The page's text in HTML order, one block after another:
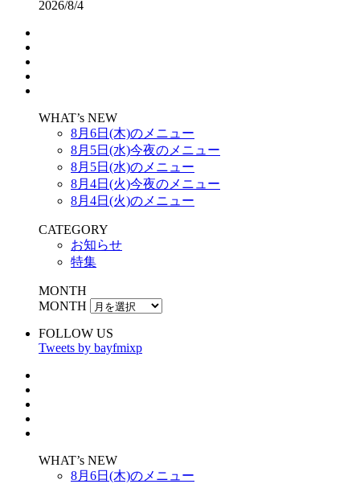
2026/8/4
WHAT’s NEW
8月6日(木)のメニュー
8月5日(水)今夜のメニュー
8月5日(水)のメニュー
8月4日(火)今夜のメニュー
8月4日(火)のメニュー
CATEGORY
お知らせ
特集
MONTH
MONTH
FOLLOW US
Tweets by bayfmixp
WHAT’s NEW
8月6日(木)のメニュー